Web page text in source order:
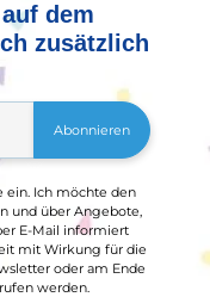
dem
zusätzlich
Abonnieren
ein. Ich möchte den
und über Angebote,
E-Mail informiert
mit Wirkung für die
oder am Ende
werden.